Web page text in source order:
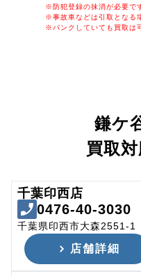
※防犯登録の抹消が必要で
※事故車などは引取となる
※パンクしていても買取は
鎌ケ
買取
千葉印西店
0476-40-3030
千葉県印西市大森2551-1
店舗詳細